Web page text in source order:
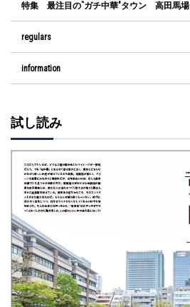
特集 最注目の‶ガチ中華″タウン 高田馬場
regulars
information
試し読み